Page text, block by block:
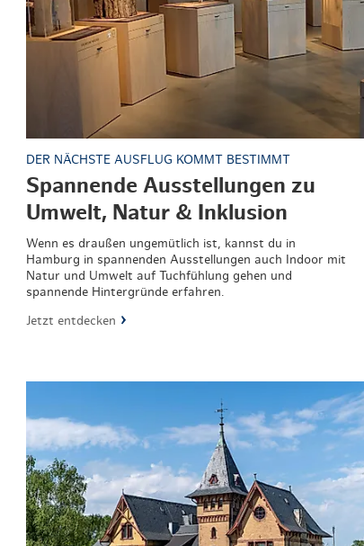
DER NÄCHSTE AUSFLUG KOMMT BESTIMMT
Spannende Ausstellungen zu
Umwelt, Natur & Inklusion
Wenn es draußen ungemütlich ist, kannst du in
Hamburg in spannenden Ausstellungen auch Indoor mit
Natur und Umwelt auf Tuchfühlung gehen und
spannende Hintergründe erfahren.
Jetzt entdecken